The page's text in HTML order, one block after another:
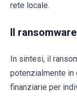
rete locale.
Il
In sintesi, il
potenzialmente in
finanziarie per